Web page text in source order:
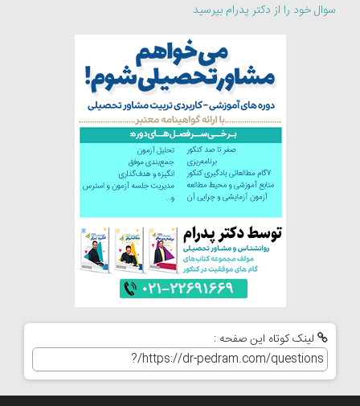
سوال خود را از دکتر پدرام بپرسید
لینک کوتاه این صفحه :